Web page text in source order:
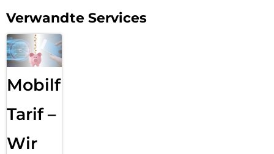
Verwandte Services
Mobilfunk
Tarif –
Wir